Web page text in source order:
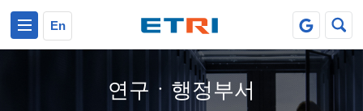
En
연구ㆍ행정부서